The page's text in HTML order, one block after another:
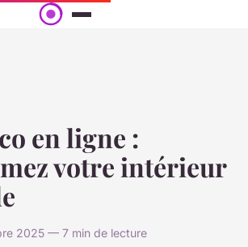
en ligne :
votre intérieur
2025 — 7 min de lecture